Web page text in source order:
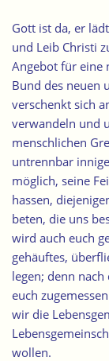
Gott ist da, er
und Leib Christi
Angebot für eine
Bund des neuen
verschenkt sich
verwandeln und
menschlichen
untrennbar
möglich, seine
hassen,
beten, die uns
wird auch euch
gehäuftes,
legen; denn
euch
wir die
wollen.